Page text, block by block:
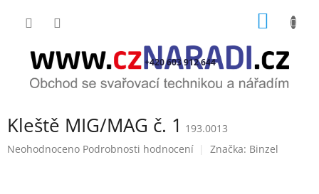
+420 603 912 644
Kleště MIG/MAG č. 1 193.0013
Průměrné
Neohodnoceno Podrobnosti hodnocení Značka: Binzel